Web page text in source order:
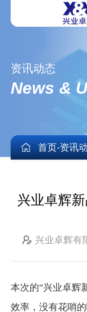
资讯动态
News &
首页-资讯
兴业卓辉
兴业卓辉有
本次的“兴业卓辉
效率，没有花哨